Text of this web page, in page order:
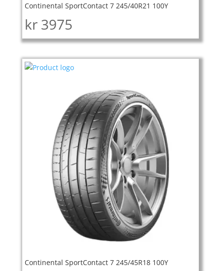
Continental SportContact 7 245/40R21 100Y
kr 3975
Continental SportContact 7 245/45R18 100Y